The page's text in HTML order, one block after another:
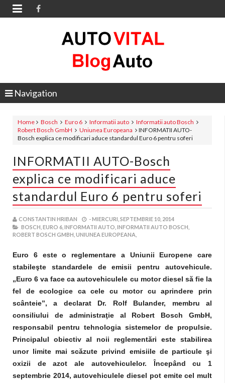

Navigation
Home Bosch Euro 6 Informatii auto
Informatii auto Bosch
Robert Bosch GmbH
Uniunea Europeana
INFORMATII AUTO-
Bosch explica ce modificari aduce standardul Euro 6 pentru soferi
INFORMATII AUTO-Bosch
explica ce modificari aduce
standardul Euro 6 pentru soferi
CONSTANTIN HRIBAN -MIERCURI, SEPTEMBRIE 10, 2014
BOSCH, EURO 6, INFORMATII AUTO, INFORMATII AUTO BOSCH,
ROBERT BOSCH GMBH, UNIUNEA EUROPEANA,
Euro 6 este o reglementare a Uniunii Europene care
stabileşte standardele de emisii pentru autovehicule.
„Euro 6 va face ca autovehiculele cu motor diesel să fie la
fel de ecologice ca cele cu motor cu aprindere prin
scânteie”, a declarat Dr. Rolf Bulander, membru al
consiliului de administraţie al Robert Bosch GmbH,
responsabil pentru tehnologia sistemelor de propulsie.
Principalul obiectiv al noii reglementări este stabilirea
unor limite mai scăzute privind emisiile de particule şi
oxizii de azot ale autovehiculelor. Începând cu 1
septembrie 2014, autovehiculele diesel pot emite cel mult